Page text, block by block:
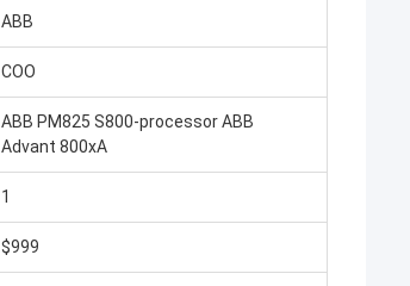
ABB
COO
ABB PM825 S800-processor ABB
Advant 800xA
1
$999